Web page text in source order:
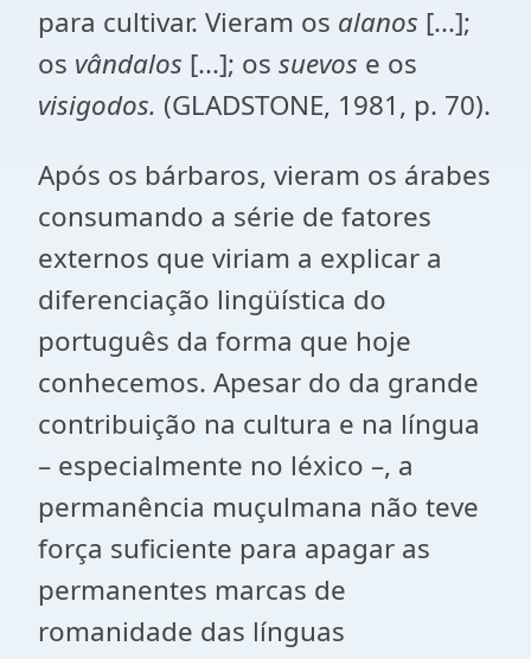
para cultivar. Vieram os alanos [...];
os vândalos [...]; os suevos e os
visigodos. (GLADSTONE, 1981, p. 70).
Após os bárbaros, vieram os árabes
consumando a série de fatores
externos que viriam a explicar a
diferenciação lingüística do
português da forma que hoje
conhecemos. Apesar do da grande
contribuição na cultura e na língua
– especialmente no léxico –, a
permanência muçulmana não teve
força suficiente para apagar as
permanentes marcas de
romanidade das línguas